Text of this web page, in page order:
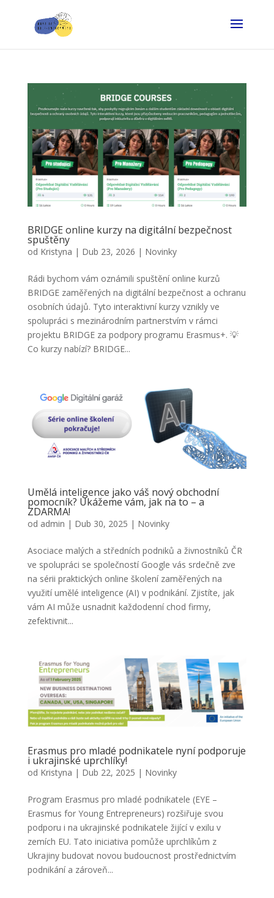
BRIDGE online kurzy na digitální bezpečnost
spuštěny
od Kristyna | Dub 23, 2026 | Novinky
Rádi bychom vám oznámili spuštění online kurzů
BRIDGE zaměřených na digitální bezpečnost a ochranu
osobních údajů. Tyto interaktivní kurzy vznikly ve
spolupráci s mezinárodním partnerstvím v rámci
projektu BRIDGE za podpory programu Erasmus+. 💡
Co kurzy nabízí? BRIDGE...
Umělá inteligence jako váš nový obchodní
pomocník? Ukážeme vám, jak na to – a
ZDARMA!
od admin | Dub 30, 2025 | Novinky
Asociace malých a středních podniků a živnostníků ČR
ve spolupráci se společností Google vás srdečně zve
na sérii praktických online školení zaměřených na
využití umělé inteligence (AI) v podnikání. Zjistíte, jak
vám AI může usnadnit každodenní chod firmy,
zefektivnit...
Erasmus pro mladé podnikatele nyní podporuje
i ukrajinské uprchlíky!
od Kristyna | Dub 22, 2025 | Novinky
Program Erasmus pro mladé podnikatele (EYE –
Erasmus for Young Entrepreneurs) rozšiřuje svou
podporu i na ukrajinské podnikatele žijící v exilu v
zemích EU. Tato iniciativa pomůže uprchlíkům z
Ukrajiny budovat novou budoucnost prostřednictvím
podnikání a zároveň...